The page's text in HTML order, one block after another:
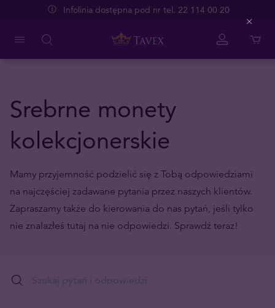
Infolinia dostępna pod nr tel. 22 114 00 20
Srebrne monety
kolekcjonerskie
Mamy przyjemność podzielić się z Tobą odpowiedziami
na najczęściej zadawane pytania przez naszych klientów.
Zapraszamy także do kierowania do nas pytań, jeśli tylko
nie znalazłeś tutaj na nie odpowiedzi. Sprawdź teraz!
Close